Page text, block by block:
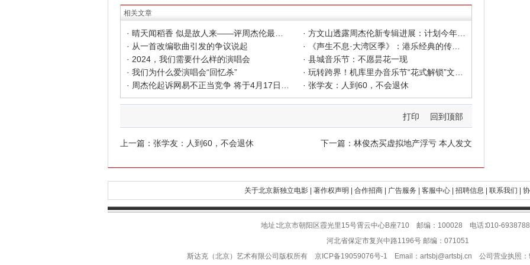
相关文章
· 方文山透露周杰伦新专辑进展：计划今年底或明年初发布
· 从一首改编歌曲引发的争议说起
· 《声生不息·大湾区季》：港乐经典的传承与新解
· 2024，我们需要什么样的演唱会
· 县城音乐节：不愿昙花一现
· 我们为什么爱演唱会“回忆杀”
· 张学友：人到60，不会退休
打印 回到顶部
上一篇： 张学友：人到60，不会退休 下一篇： 林俊杰买虚拟地产浮亏 本人发文
关于北京新独立电影 | 著作权声明 | 合作招商 | 广告服务 | 客服中心 | 招聘信息 | 联系我们 |
地址∶北京市朝阳区霞光里15号霄云中心B座710 邮编：100028 电话∶010-
河北省保定市复兴中路1196号 邮编：071051
斯达克（北京）艺术有限公司版权所有 京ICP备19059076号-1 Email： artsbj@artsbj.cn 公司营业执照